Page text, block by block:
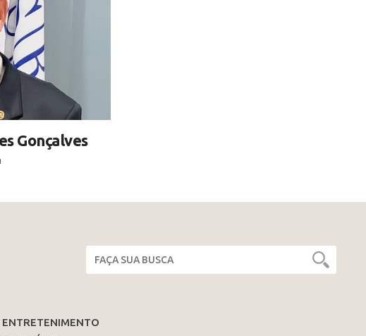
Gonçalves
ENTRETENIMENTO